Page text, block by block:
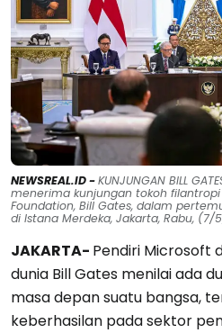
NEWSREAL.ID -KUNJUNGAN BILL
menerima kunjungan tokoh
Foundation, Bill Gates, dalam
di Istana Merdeka, Jakarta, Rabu, (7/
JAKARTA- Pendiri Microsoft
dunia Bill Gates menilai ada
masa depan suatu bangsa,
keberhasilan pada sektor